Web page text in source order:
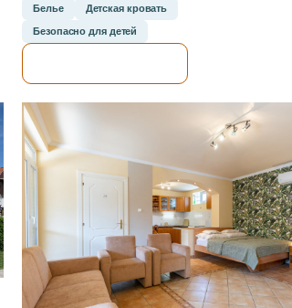
Белье Детская кровать
Безопасно для детей